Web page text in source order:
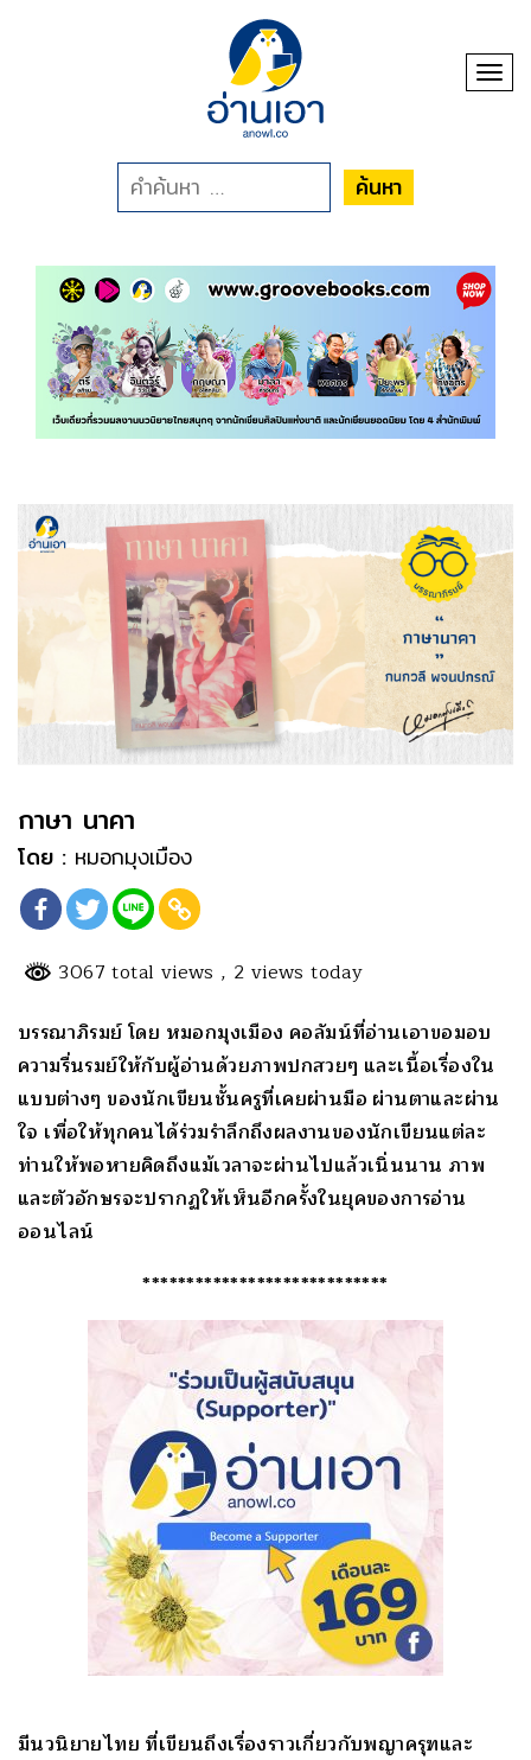
ค้นหา
กาษา นาคา
โดย : หมอกมุงเมือง
3067 total views , 2 views today
บรรณาภิรมย์ โดย หมอกมุงเมือง คอลัมน์ที่อ่านเอาขอมอบ
ความรื่นรมย์ให้กับผู้อ่านด้วยภาพปกสวยๆ และเนื้อเรื่องใน
แบบต่างๆ ของนักเขียนชั้นครูที่เคยผ่านมือ ผ่านตาและผ่าน
ใจ เพื่อให้ทุกคนได้ร่วมรำลึกถึงผลงานของนักเขียนแต่ละ
ท่านให้พอหายคิดถึงแม้เวลาจะผ่านไปแล้วเนิ่นนาน ภาพ
และตัวอักษรจะปรากฏให้เห็นอีกครั้งในยุคของการอ่าน
ออนไลน์
****************************
มีนวนิยายไทย ที่เขียนถึงเรื่องราวเกี่ยวกับพญาครุฑและ